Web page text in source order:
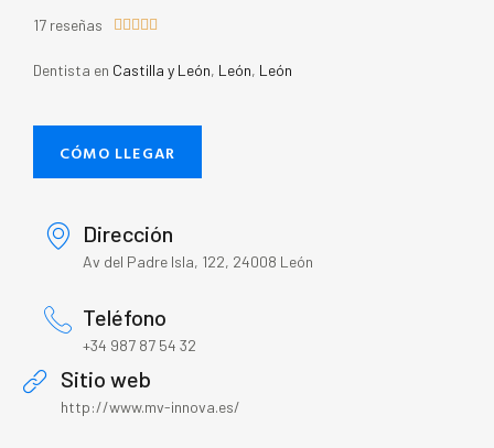
17 reseñas     
Dentista en Castilla y León, León, León
CÓMO LLEGAR
Dirección
Av del Padre Isla, 122, 24008 León
Teléfono
+34 987 87 54 32
Sitio web
http://www.mv-innova.es/